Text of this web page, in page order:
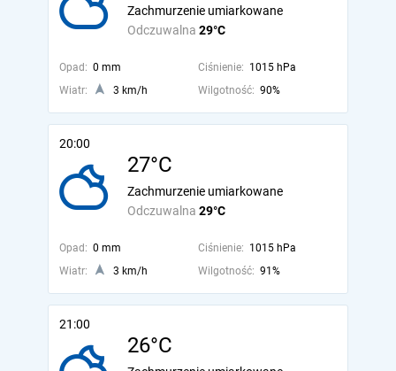
Odczuwalna 29°C
Zachmurzenie umiarkowane
Opad: 0 mm Ciśnienie: 1015 hPa
Wiatr:
3 km/h Wilgotność: 90%
20:00
27°C
Odczuwalna 29°C
Zachmurzenie umiarkowane
Opad: 0 mm Ciśnienie: 1015 hPa
Wiatr:
3 km/h Wilgotność: 91%
21:00
26°C